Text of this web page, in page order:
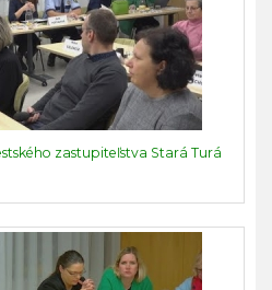
zastupiteľstva Stará Turá